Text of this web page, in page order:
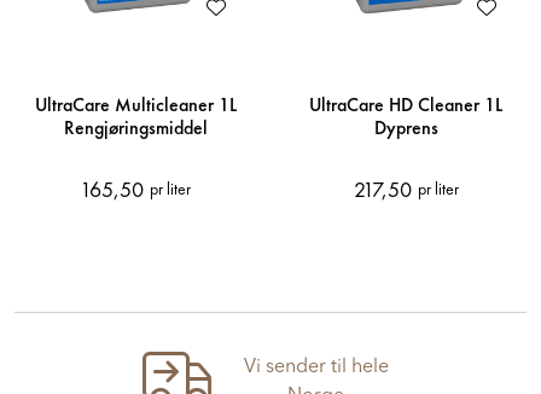
UltraCare Multicleaner 1L
Rengjøringsmiddel
165,50 pr liter
UltraCare HD Cleaner 1L
Dyprens
217,50 pr liter
Vi sender til hele